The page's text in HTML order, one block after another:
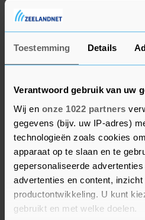
Toestemming Details
Verantwoord gebruik van uw
Wij en onze 1022 partners
gegevens (bijv. uw IP-adres)
technologieën zoals cookies
apparaat op te slaan en te
gepersonaliseerde
advertenties en content, inzicht
productontwikkeling. U kunt
gebruikt en met welke doelen.
Fluiten is bij wet verplicht
vertrekt. De intercity's
'sluitfluit'. Er klinkt een
sluiten. Toch fluiten veel